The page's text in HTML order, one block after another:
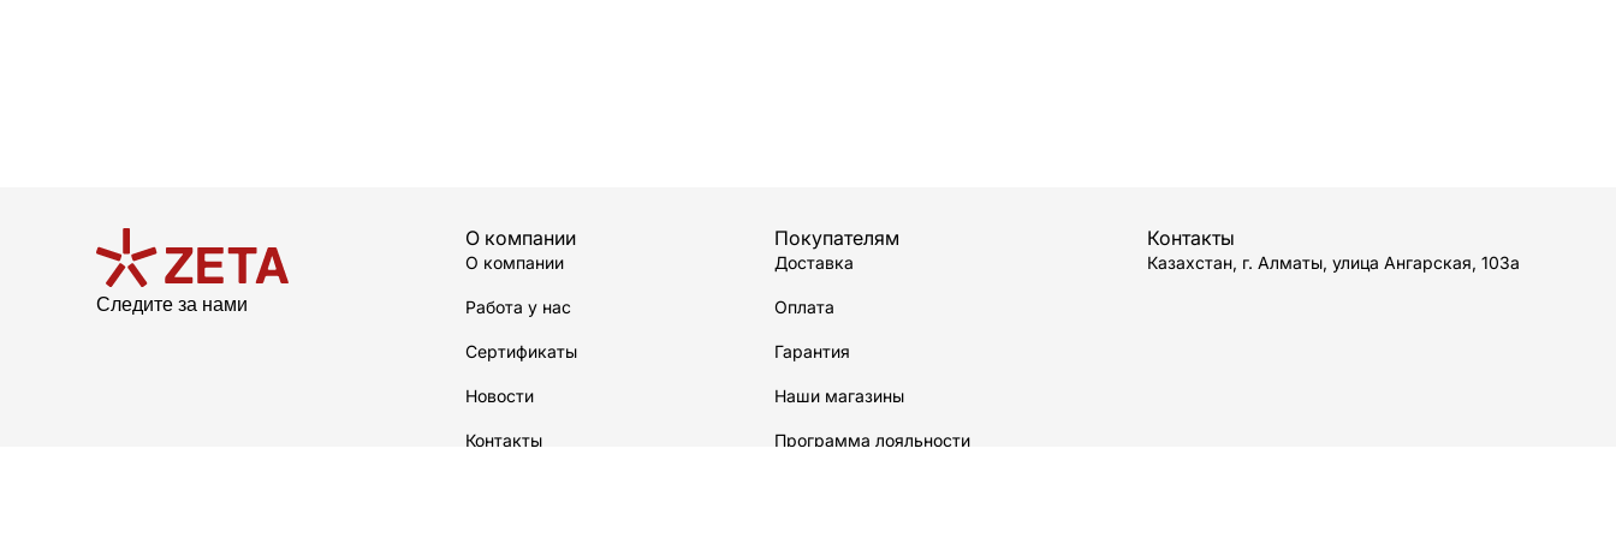
Следите за нами
О компании
О компании
Работа у нас
Сертификаты
Новости
Контакты
Покупателям
Доставка
Оплата
Гарантия
Наши магазины
Программа лояльности
Контакты
Казахстан, г. Алматы, улица Ангарская, 103а